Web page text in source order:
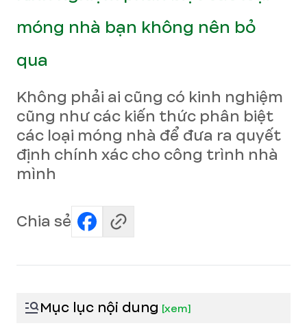
móng nhà bạn không nên bỏ
qua
Không phải ai cũng có kinh nghiệm
cũng như các kiến thức phân biệt
các loại móng nhà để đưa ra quyết
định chính xác cho công trình nhà
mình
Chia sẻ
Mục lục nội dung [xem]